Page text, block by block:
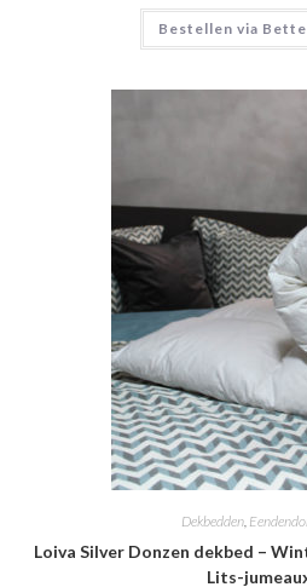
Bestellen via
Dekbedden,
Loiva Silver Donzen dekbed –
Lits-